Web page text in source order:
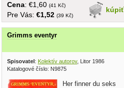
kúpiť
Cena: €1,60 (41 Kč)
Pre Vás: €1,52 (39 Kč)
Grimms eventyr
Spisovatel: Kolektív autorov, Litor 1986
Katalogové číslo: N9875
Her finner du seks